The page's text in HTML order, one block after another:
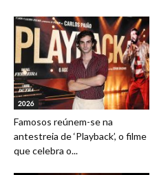
2026
Famosos reúnem-se na
antestreia de ‘Playback’, o filme
que celebra o...